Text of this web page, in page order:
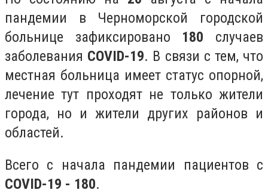
пандемии в Черноморской городской
больнице зафиксировано 180 случаев
заболевания COVID-19. В связи с тем, что
местная больница имеет статус опорной,
лечение тут проходят не только жители
города, но и жители других районов и
областей.
Всего с начала пандемии пациентов с
COVID-19 - 180.